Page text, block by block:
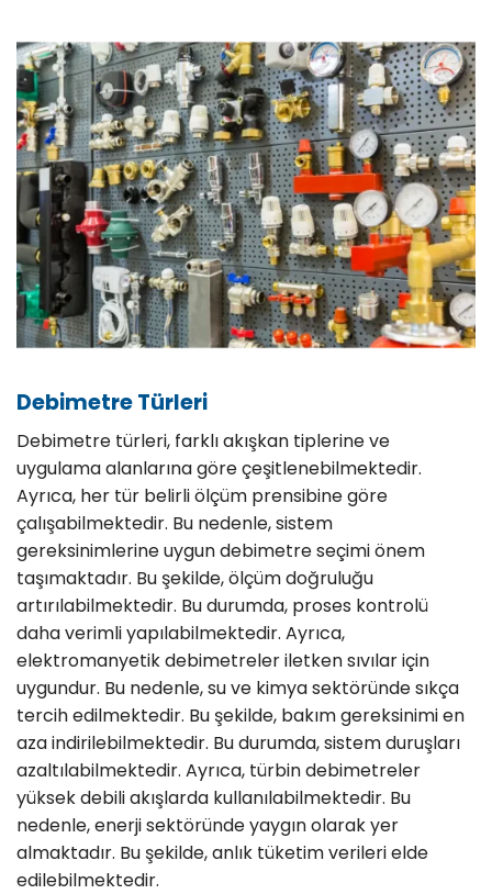
Debimetre Türleri
Debimetre türleri, farklı akışkan tiplerine ve
uygulama alanlarına göre çeşitlenebilmektedir.
Ayrıca, her tür belirli ölçüm prensibine göre
çalışabilmektedir. Bu nedenle, sistem
gereksinimlerine uygun debimetre seçimi önem
taşımaktadır. Bu şekilde, ölçüm doğruluğu
artırılabilmektedir. Bu durumda, proses kontrolü
daha verimli yapılabilmektedir. Ayrıca,
elektromanyetik debimetreler iletken sıvılar için
uygundur. Bu nedenle, su ve kimya sektöründe sıkça
tercih edilmektedir. Bu şekilde, bakım gereksinimi en
aza indirilebilmektedir. Bu durumda, sistem duruşları
azaltılabilmektedir. Ayrıca, türbin debimetreler
yüksek debili akışlarda kullanılabilmektedir. Bu
nedenle, enerji sektöründe yaygın olarak yer
almaktadır. Bu şekilde, anlık tüketim verileri elde
edilebilmektedir.